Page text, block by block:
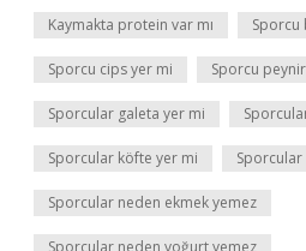
Kaymakta protein var mı Sporcu
Sporcu cips yer mi Sporcu
Sporcular galeta yer mi
Sporcular köfte yer mi
Sporcular neden ekmek yemez
Sporcular neden yoğurt yemez